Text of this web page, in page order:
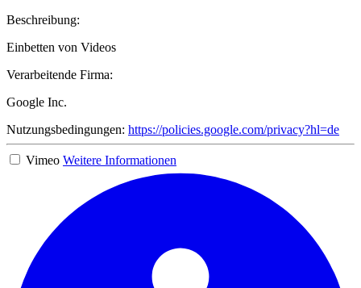
Beschreibung:
Einbetten von Videos
Verarbeitende Firma:
Google Inc.
Nutzungsbedingungen: https://policies.google.com/privacy?hl=de
Vimeo Weitere Informationen